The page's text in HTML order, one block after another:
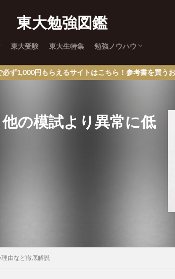
東大勉強図鑑
東大受験 東大生特集 勉強ノウハウ
英語
数学
国語
理科
社会
るサイトはこちら！参考書を買うお小遣いの足しに
の模試より異常に低
由など徹底解説